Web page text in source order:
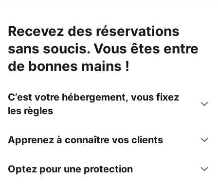
Recevez des réservations
sans soucis. Vous êtes entre
de bonnes mains !
C’est votre hébergement, vous fixez
les règles
Apprenez à connaître vos clients
Optez pour une protection